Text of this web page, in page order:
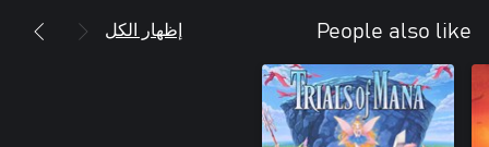
People also like إظهار الكل